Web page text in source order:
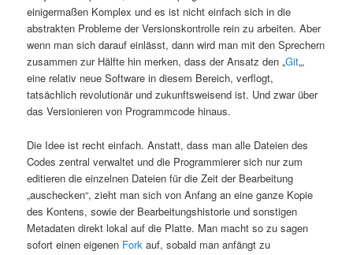
einigermaßen Komplex und es ist nicht einfach sich in die
abstrakten Probleme der Versionskontrolle rein zu arbeiten. Aber
wenn man sich darauf einlässt, dann wird man mit den Sprechern
zusammen zur Hälfte hin merken, dass der Ansatz den „Git„,
eine relativ neue Software in diesem Bereich, verflogt,
tatsächlich revolutionär und zukunftsweisend ist. Und zwar über
das Versionieren von Programmcode hinaus.
Die Idee ist recht einfach. Anstatt, dass man alle Dateien des
Codes zentral verwaltet und die Programmierer sich nur zum
editieren die einzelnen Dateien für die Zeit der Bearbeitung
„auschecken“, zieht man sich von Anfang an eine ganze Kopie
des Kontens, sowie der Bearbeitungshistorie und sonstigen
Metadaten direkt lokal auf die Platte. Man macht so zu sagen
sofort einen eigenen Fork auf, sobald man anfängt zu